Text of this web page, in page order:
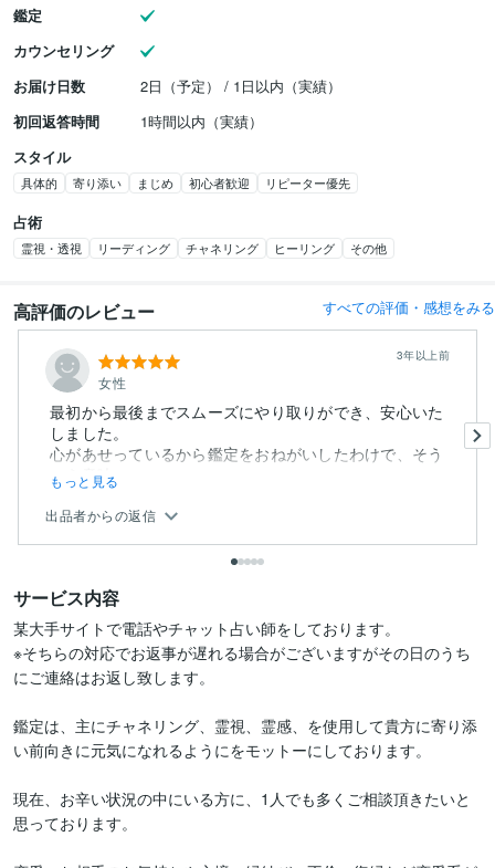
鑑定
カウンセリング
お届け日数
2日（予定） / 1日以内（実績）
初回返答時間
1時間以内（実績）
スタイル
具体的 寄り添い まじめ 初心者歓迎 リピーター優先
占術
霊視・透視 リーディング チャネリング ヒーリング その他
高評価のレビュー すべての評価・感想をみる
女性
3年以上前
最初から最後までスムーズにやり取りができ、安心いた
しました。
心があせっているから鑑定をおねがいしたわけで、そう
いう意味...
もっと見る
出品者からの返信
サービス内容
某大手サイトで電話やチャット占い師をしております。
※そちらの対応でお返事が遅れる場合がございますがその日のうち
にご連絡はお返し致します。
鑑定は、主にチャネリング、霊視、霊感、を使用して貴方に寄り添
い前向きに元気になれるようにをモットーにしております。
現在、お辛い状況の中にいる方に、1人でも多くご相談頂きたいと
思っております。